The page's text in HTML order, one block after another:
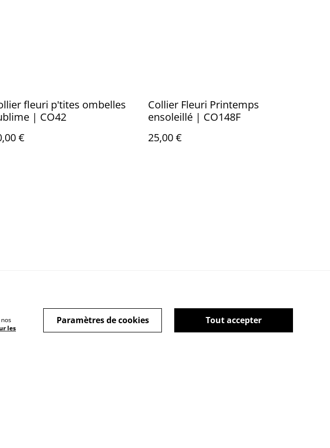
fleuri p'tites ombelles
| CO42
€
Collier Fleuri Printemps
ensoleillé | CO148F
25,00 €
Contactez-nous
les
Tout accepter
Paramètres de cookies